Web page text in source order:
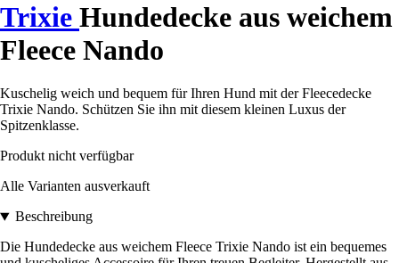
Trixie Hundedecke aus weichem
Fleece Nando
Kuschelig weich und bequem für Ihren Hund mit der Fleecedecke
Trixie Nando. Schützen Sie ihn mit diesem kleinen Luxus der
Spitzenklasse.
Produkt nicht verfügbar
Alle Varianten ausverkauft
Beschreibung
Die Hundedecke aus weichem Fleece Trixie Nando ist ein bequemes